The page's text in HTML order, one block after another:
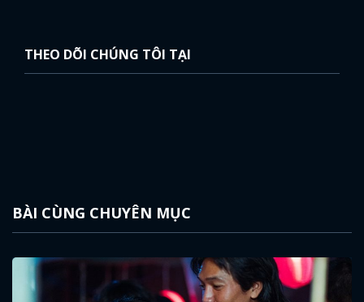
THEO DÕI CHÚNG TÔI TẠI
BÀI CÙNG CHUYÊN MỤC